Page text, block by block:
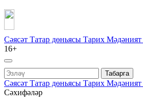
Сәясәт Татар дөньясы Тарих Мәдәният
16+
Табарга
Сәясәт Татар дөньясы Тарих Мәдәният
Сәхифәләр